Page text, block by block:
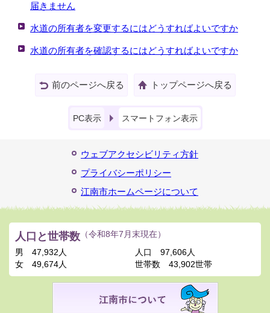
届きません
水道の所有者を変更するにはどうすればよいですか
水道の所有者を確認するにはどうすればよいですか
前のページへ戻る トップページへ戻る
PC表示 スマートフォン表示
ウェブアクセシビリティ方針
プライバシーポリシー
江南市ホームページについて
人口と世帯数 （令和8年7月末現在）
男
47,932人
女
49,674人
人口
97,606人
世帯数
43,902世帯